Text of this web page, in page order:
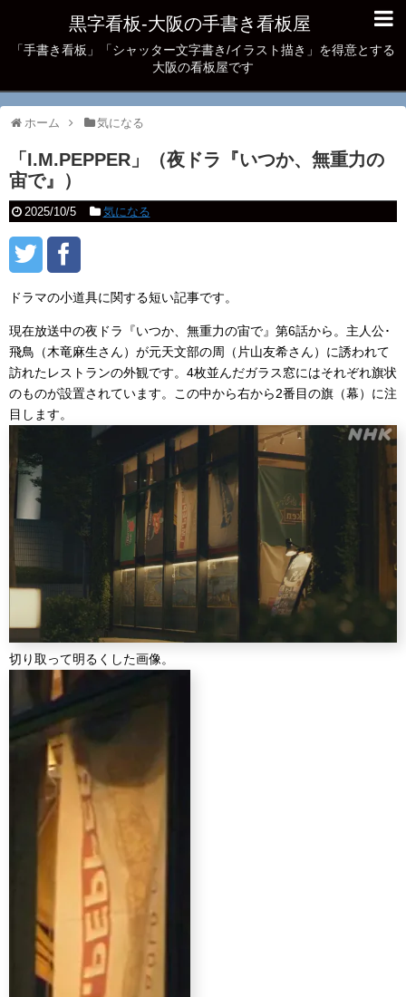
黒字看板‐大阪の手書き看板屋
「手書き看板」「シャッター文字書き/イラスト描き」を得意とする
大阪の看板屋です
ホーム 気になる
「I.M.PEPPER」（夜ドラ『いつか、無重力の
宙で』）
2025/10/5 気になる
ドラマの小道具に関する短い記事です。
現在放送中の夜ドラ『いつか、無重力の宙で』第6話から。主人公･
飛鳥（木竜麻生さん）が元天文部の周（片山友希さん）に誘われて
訪れたレストランの外観です。4枚並んだガラス窓にはそれぞれ旗状
のものが設置されています。この中から右から2番目の旗（幕）に注
目します。
切り取って明るくした画像。